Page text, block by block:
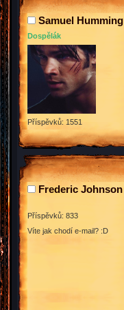
Samuel Humming
Dospělák
Příspěvků: 1551
Frederic Johnson
Příspěvků: 833
Víte jak chodí e-mail? :D